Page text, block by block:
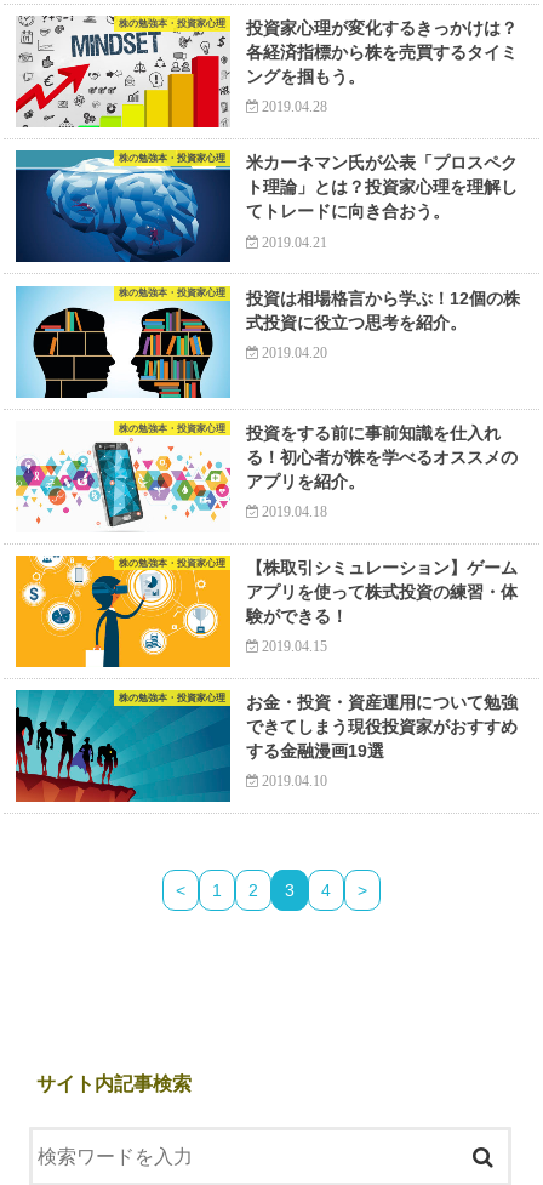
株の勉強本・投資家心理
投資家心理が変化するきっかけは？
各経済指標から株を売買するタイミ
ングを掴もう。
2019.04.28
株の勉強本・投資家心理
米カーネマン氏が公表「プロスペク
ト理論」とは？投資家心理を理解し
てトレードに向き合おう。
2019.04.21
株の勉強本・投資家心理
投資は相場格言から学ぶ！12個の株
式投資に役立つ思考を紹介。
2019.04.20
株の勉強本・投資家心理
投資をする前に事前知識を仕入れ
る！初心者が株を学べるオススメの
アプリを紹介。
2019.04.18
株の勉強本・投資家心理
【株取引シミュレーション】ゲーム
アプリを使って株式投資の練習・体
験ができる！
2019.04.15
株の勉強本・投資家心理
お金・投資・資産運用について勉強
できてしまう現役投資家がおすすめ
する金融漫画19選
2019.04.10
< 1 2 3 4 >
サイト内記事検索